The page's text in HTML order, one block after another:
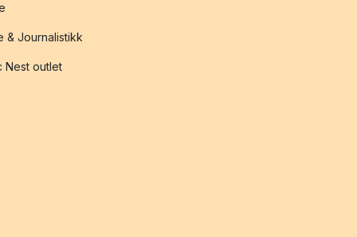
& Journalistikk
Nest outlet